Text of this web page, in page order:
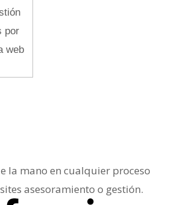
por
web
la mano en cualquier proceso
asesoramiento o gestión.